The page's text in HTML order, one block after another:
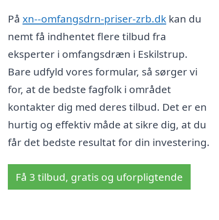
På xn--omfangsdrn-priser-zrb.dk kan du
nemt få indhentet flere tilbud fra
eksperter i omfangsdræn i Eskilstrup.
Bare udfyld vores formular, så sørger vi
for, at de bedste fagfolk i området
kontakter dig med deres tilbud. Det er en
hurtig og effektiv måde at sikre dig, at du
får det bedste resultat for din investering.
Få 3 tilbud, gratis og uforpligtende